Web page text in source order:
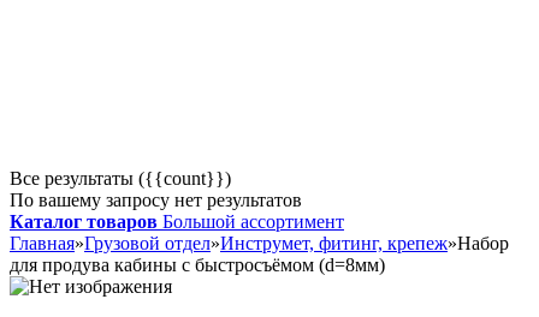
Все результаты ({{count}})
По вашему запросу нет результатов
Каталог товаров Большой ассортимент
Главная»Грузовой отдел»Инструмет, фитинг, крепеж»Набор
для продува кабины с быстросъёмом (d=8мм)